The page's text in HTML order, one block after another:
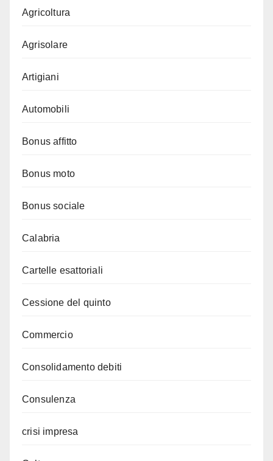
Agricoltura
Agrisolare
Artigiani
Automobili
Bonus affitto
Bonus moto
Bonus sociale
Calabria
Cartelle esattoriali
Cessione del quinto
Commercio
Consolidamento debiti
Consulenza
crisi impresa